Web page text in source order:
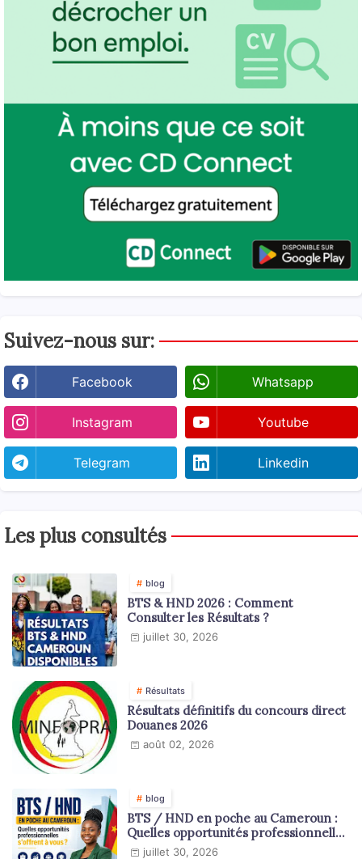
Suivez-nous sur:
Facebook Whatsapp
Instagram Youtube
Telegram Linkedin
Les plus consultés
blog
BTS & HND 2026 : Comment
Consulter les Résultats ?
juillet 30, 2026
Résultats
Résultats définitifs du concours direct
Douanes 2026
août 02, 2026
blog
BTS / HND en poche au Cameroun :
Quelles opportunités professionnelles
s'offrent à vous ?
juillet 30, 2026